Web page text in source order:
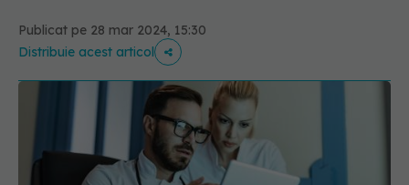
Publicat pe 28 mar 2024, 15:30
Distribuie acest articol